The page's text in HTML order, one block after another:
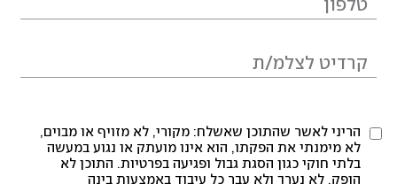
הריני לאשר שהתוכן שאשלח: מקורי, לא מזויף או מבוים,
לא מימנתי את הפקתו, הוא אינו מועתק או נגוע במעשה
בלתי חוקי כגון הסגת גבול ופגיעה בפרטיות. התוכן לא
הופק, לא נערך ולא עבר כל עיבוד באמצעות בינה